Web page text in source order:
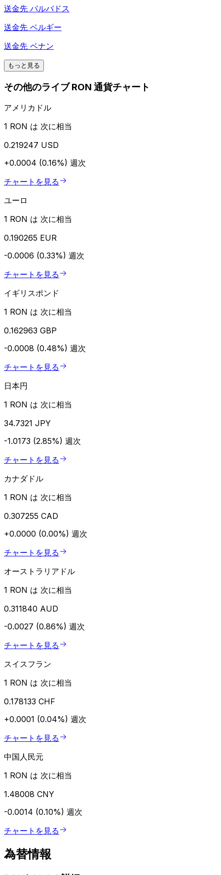
送金先 バルバドス
送金先 ベルギー
送金先 ベナン
もっと見る
その他のライブ RON 通貨チャート
アメリカドル
1 RON は 次に相当
0.219247 USD
+0.0004 (0.16%) 週次
チャートを見る
ユーロ
1 RON は 次に相当
0.190265 EUR
-0.0006 (0.33%) 週次
チャートを見る
イギリスポンド
1 RON は 次に相当
0.162963 GBP
-0.0008 (0.48%) 週次
チャートを見る
日本円
1 RON は 次に相当
34.7321 JPY
-1.0173 (2.85%) 週次
チャートを見る
カナダドル
1 RON は 次に相当
0.307255 CAD
+0.0000 (0.00%) 週次
チャートを見る
オーストラリアドル
1 RON は 次に相当
0.311840 AUD
-0.0027 (0.86%) 週次
チャートを見る
スイスフラン
1 RON は 次に相当
0.178133 CHF
+0.0001 (0.04%) 週次
チャートを見る
中国人民元
1 RON は 次に相当
1.48008 CNY
-0.0014 (0.10%) 週次
チャートを見る
為替情報